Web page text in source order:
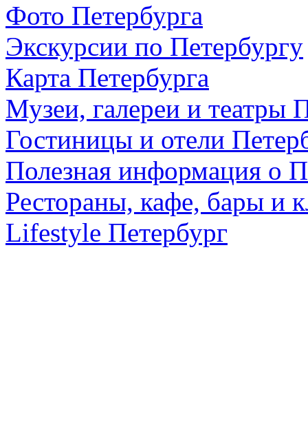
Фото Петербурга
Экскурсии по Петербургу
Карта Петербурга
Музеи, галереи и театры
Гостиницы и отели
Полезная информация о
Рестораны, кафе, бары и
Lifestyle Петербург